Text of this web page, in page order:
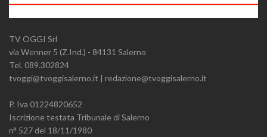
TV OGGI Srl
via Wenner 5 (Z.Ind.) - 84131 Salerno
Tel. 089.302824
tvoggi@tvoggisalerno.it | redazione@tvoggisalerno.it
P. Iva 01224820652
Iscrizione testata Tribunale di Salerno
n° 527 del 18/11/1980